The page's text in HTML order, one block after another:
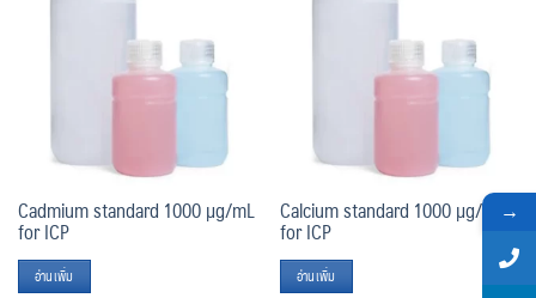
wishlist
Cadmium standard 1000 µg/mL
for ICP
อ่านเพิ่ม
wishlist
Calcium standard 1000 µg/mL
for ICP
อ่านเพิ่ม
→